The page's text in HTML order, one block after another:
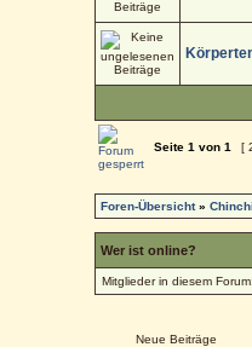
Seite1 von1 [
Foren-Übersicht»
Wer ist online?
Mitglieder in diesem
Neue Beiträge